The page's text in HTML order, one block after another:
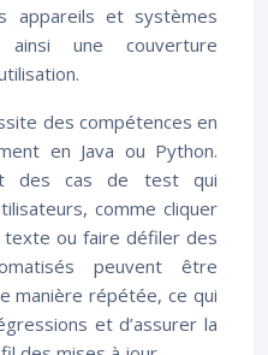
appareils et systèmes
ainsi une couverture
des compétences en
en Java ou Python.
des cas de test qui
comme cliquer
ou faire défiler des
peuvent être
manière répétée, ce qui
et d’assurer la